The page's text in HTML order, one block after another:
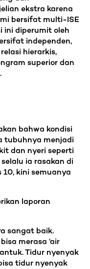
ekstra karena
bersifat multi-ISE
ini diperumit oleh
independen,
hierarkis,
superior dan
bahwa kondisi
tubuhnya menjadi
dan nyeri seperti
ia rasakan di
kini semuanya
laporan
sangat baik.
merasa ‘air
Tidur nyenyak
tidur nyenyak